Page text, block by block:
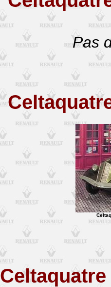
Pas
Celtaquatre